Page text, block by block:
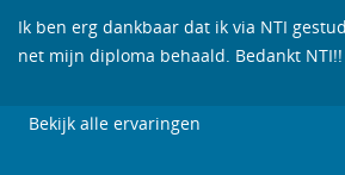
Ik ben erg dankbaar dat ik via NTI
net mijn diploma behaald. Bedankt NTI!!
Bekijk alle ervaringen